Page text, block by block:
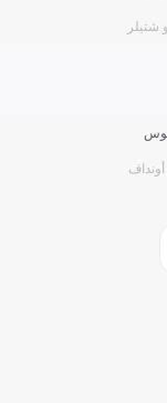
شتيلر
أونداف